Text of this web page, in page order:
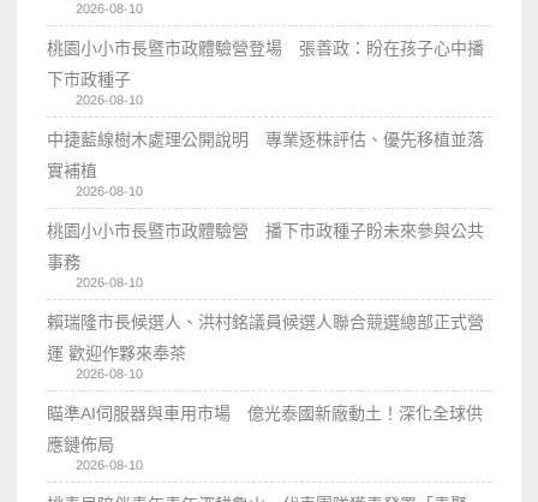
2026-08-10
桃園小小市長暨市政體驗營登場 張善政：盼在孩子心中播
下市政種子
2026-08-10
中捷藍線樹木處理公開說明 專業逐株評估、優先移植並落
實補植
2026-08-10
桃園小小市長暨市政體驗營 播下市政種子盼未來參與公共
事務
2026-08-10
賴瑞隆市長候選人、洪村銘議員候選人聯合競選總部正式營
運 歡迎作夥來奉茶
2026-08-10
瞄準AI伺服器與車用市場 億光泰國新廠動土！深化全球供
應鏈佈局
2026-08-10